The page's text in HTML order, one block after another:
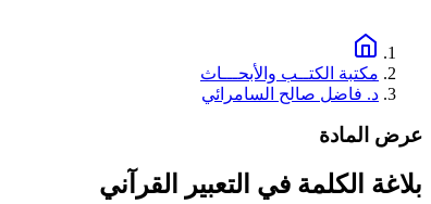
مكتبة الكتــب والأبحـــاث
د. فاضل صالح السامرائي
عرض المادة
بلاغة الكلمة في التعبير القرآني